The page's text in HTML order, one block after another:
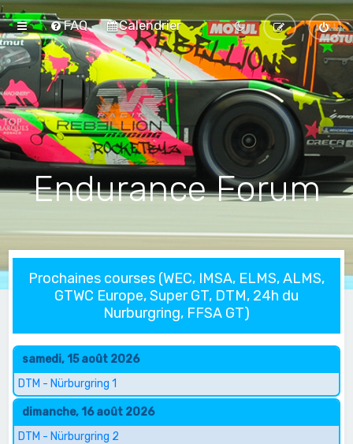
FAQ Calendrier
Endurance Forum
Prochaines courses (WEC, IMSA, ELMS, ALMS,
GTWC Europe, Super GT, DTM, 24h du
Nurburgring, FFSA GT)
samedi, 15 août 2026
DTM - Nürburgring 1
dimanche, 16 août 2026
DTM - Nürburgring 2